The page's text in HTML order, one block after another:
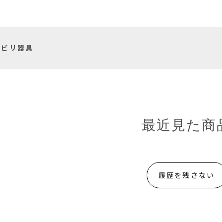
リ器具
最近見た商
履歴を残さない